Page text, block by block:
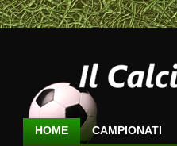
HOME CAMPIONATI